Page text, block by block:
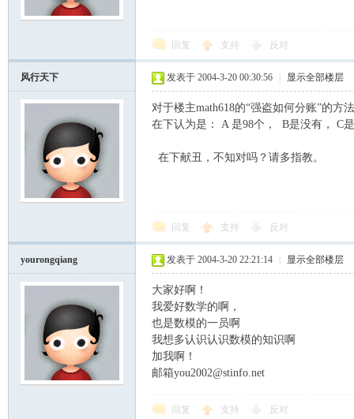
回复 支持 反对
风行天下 发表于 2004-3-20 00:30:56 显示全部楼层
对于楼主math618的“强盗如何分账”的方法
在下认为是： A 是98个， B是没有， C
在下献丑，不知对吗？请多指教。
回复 支持 反对
yourongqiang 发表于 2004-3-20 22:21:14 显示全部楼层
大家好啊！
我爱好数学的啊，
也是数模的一员啊
我想多认识认识数模的知识啊
加我啊！
邮箱you2002@stinfo.net
回复 支持 反对